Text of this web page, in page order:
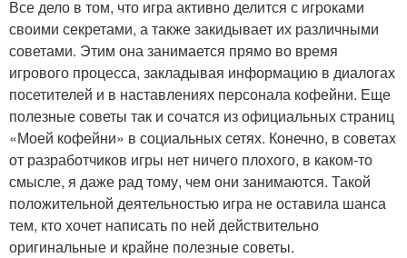
Все дело в том, что игра активно делится с игроками
своими секретами, а также закидывает их различными
советами. Этим она занимается прямо во время
игрового процесса, закладывая информацию в диалогах
посетителей и в наставлениях персонала кофейни. Еще
полезные советы так и сочатся из официальных страниц
«Моей кофейни» в социальных сетях. Конечно, в советах
от разработчиков игры нет ничего плохого, в каком-то
смысле, я даже рад тому, чем они занимаются. Такой
положительной деятельностью игра не оставила шанса
тем, кто хочет написать по ней действительно
оригинальные и крайне полезные советы.